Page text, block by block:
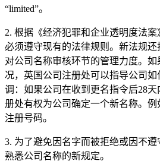
“limited”。
2. 根据《经济犯罪和企业透明度法
必须遵守现有的法律规则。新法规
对公司名称审核环节的管理力度。
况，英国公司注册处可以指导公司
调：如果公司在收到更名指令后28
册处有权为公司确定一个新名称。例
注册号码。
3. 为了避免因名字而被拒绝或因不
熟悉公司名称的新规定。